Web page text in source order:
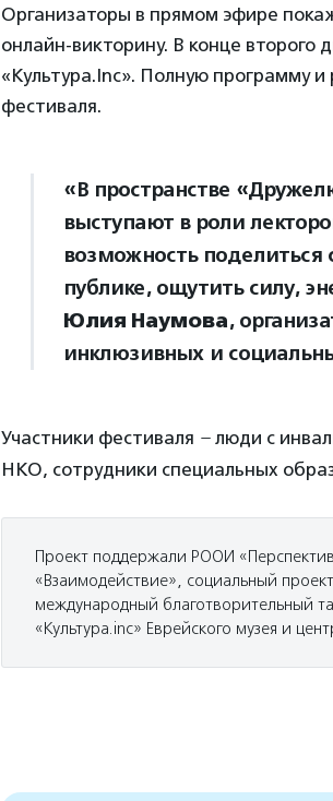
Организаторы в прямом эфире
онлайн-викторину. В конце
«Культура.Inc». Полную программу
фестиваля.
«В пространстве
выступают в роли
возможность
публике, ощутить силу,
Юлия Наумова,
инклюзивных и
Участники фестиваля – люди с
НКО, сотрудники специальных
Проект поддержали РООИ
«Взаимодействие», социальный
международный благотворительный
«Культура.inc» Еврейского музея и